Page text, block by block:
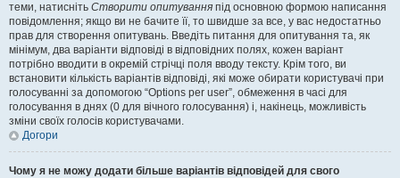
теми, натисніть Створити опитування під основною формою написання
повідомлення; якщо ви не бачите її, то швидше за все, у вас недостатньо
прав для створення опитувань. Введіть питання для опитування та, як
мінімум, два варіанти відповіді в відповідних полях, кожен варіант
потрібно вводити в окремій стрічці поля вводу тексту. Крім того, ви
встановити кількість варіантів відповіді, які може обирати користувачі при
голосуванні за допомогою “Options per user”, обмеження в часі для
голосування в днях (0 для вічного голосування) і, накінець, можливість
зміни своїх голосів користувачами.
Догори
Чому я не можу додати більше варіантів відповідей для свого